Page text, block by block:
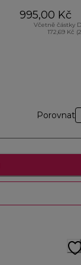
995,00 Kč
Včetně částky
172,69 Kč
Porovnat